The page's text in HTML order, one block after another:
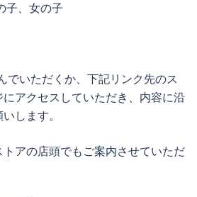
子、女の子
でいただくか、下記リンク先のス
アクセスしていただき、内容に沿
します。
トアの店頭でもご案内させていただ